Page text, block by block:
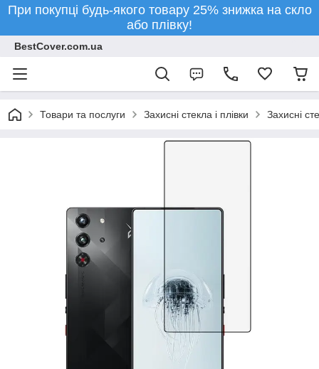
При покупці будь-якого товару 25% знижка на скло
або плівку!
BestCover.com.ua
Товари та послуги Захисні стекла і плівки Захисні